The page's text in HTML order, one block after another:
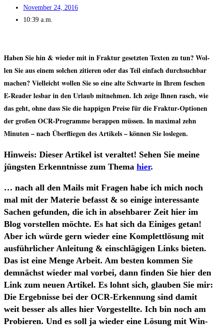
November 24, 2016
10:39 a.m.
Haben Sie hin & wie­der mit in Frak­tur gesetz­ten Tex­ten zu tun? Wol­
len Sie aus einem sol­chen zitie­ren oder das Teil ein­fach durch­such­bar
machen? Viel­leicht wol­len Sie so eine alte Schwar­te in Ihrem feschen
E‑Reader les­bar in den Urlaub mit­neh­men. Ich zei­ge Ihnen rasch, wie
das geht, ohne dass Sie die hap­pi­gen Prei­se für die Frak­tur-Optio­nen
der gro­ßen OCR-Pro­gram­me berap­pen müs­sen. In maxi­mal zehn
Minu­ten – nach Über­flie­gen des Arti­kels – kön­nen Sie los­le­gen.
Hin­weis: Die­ser Arti­kel ist ver­al­tet! Sehen Sie mei­ne
jüngs­ten Erkennt­nis­se zum The­ma hier.
… nach all den Mails mit Fra­gen habe ich mich noch
mal mit der Mate­rie befasst & so eini­ge inter­es­san­te
Sachen gefun­den, die ich in abseh­ba­rer Zeit hier im
Blog vor­stel­len möch­te. Es hat sich da Eini­ges getan!
Aber ich wür­de gern wie­der eine Kom­plett­lö­sung mit
aus­führ­li­cher Anlei­tung & ein­schlä­gi­gen Links bie­ten.
Das ist eine Men­ge Arbeit. Am bes­ten kom­men Sie
dem­nächst wie­der mal vor­bei, dann fin­den Sie hier den
Link zum neu­en Arti­kel. Es lohnt sich, glau­ben Sie mir:
Die Ergeb­nis­se bei der OCR-Erken­nung sind damit
weit bes­ser als alles hier Vor­ge­stell­te. Ich bin noch am
Pro­bie­ren. Und es soll ja wie­der eine Lösung mit Win­